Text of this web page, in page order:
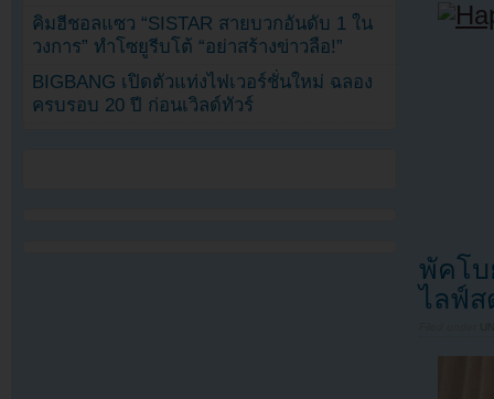
พัคโบ
ไลฟ์ส
คิมฮีชอลแซว “SISTAR สายบวกอันดับ 1 ใน
วงการ” ทำโซยูรีบโต้ “อย่าสร้างข่าวลือ!”
BIGBANG เปิดตัวแท่งไฟเวอร์ชั่นใหม่ ฉลอง
ครบรอบ 20 ปี ก่อนเวิลด์ทัวร์